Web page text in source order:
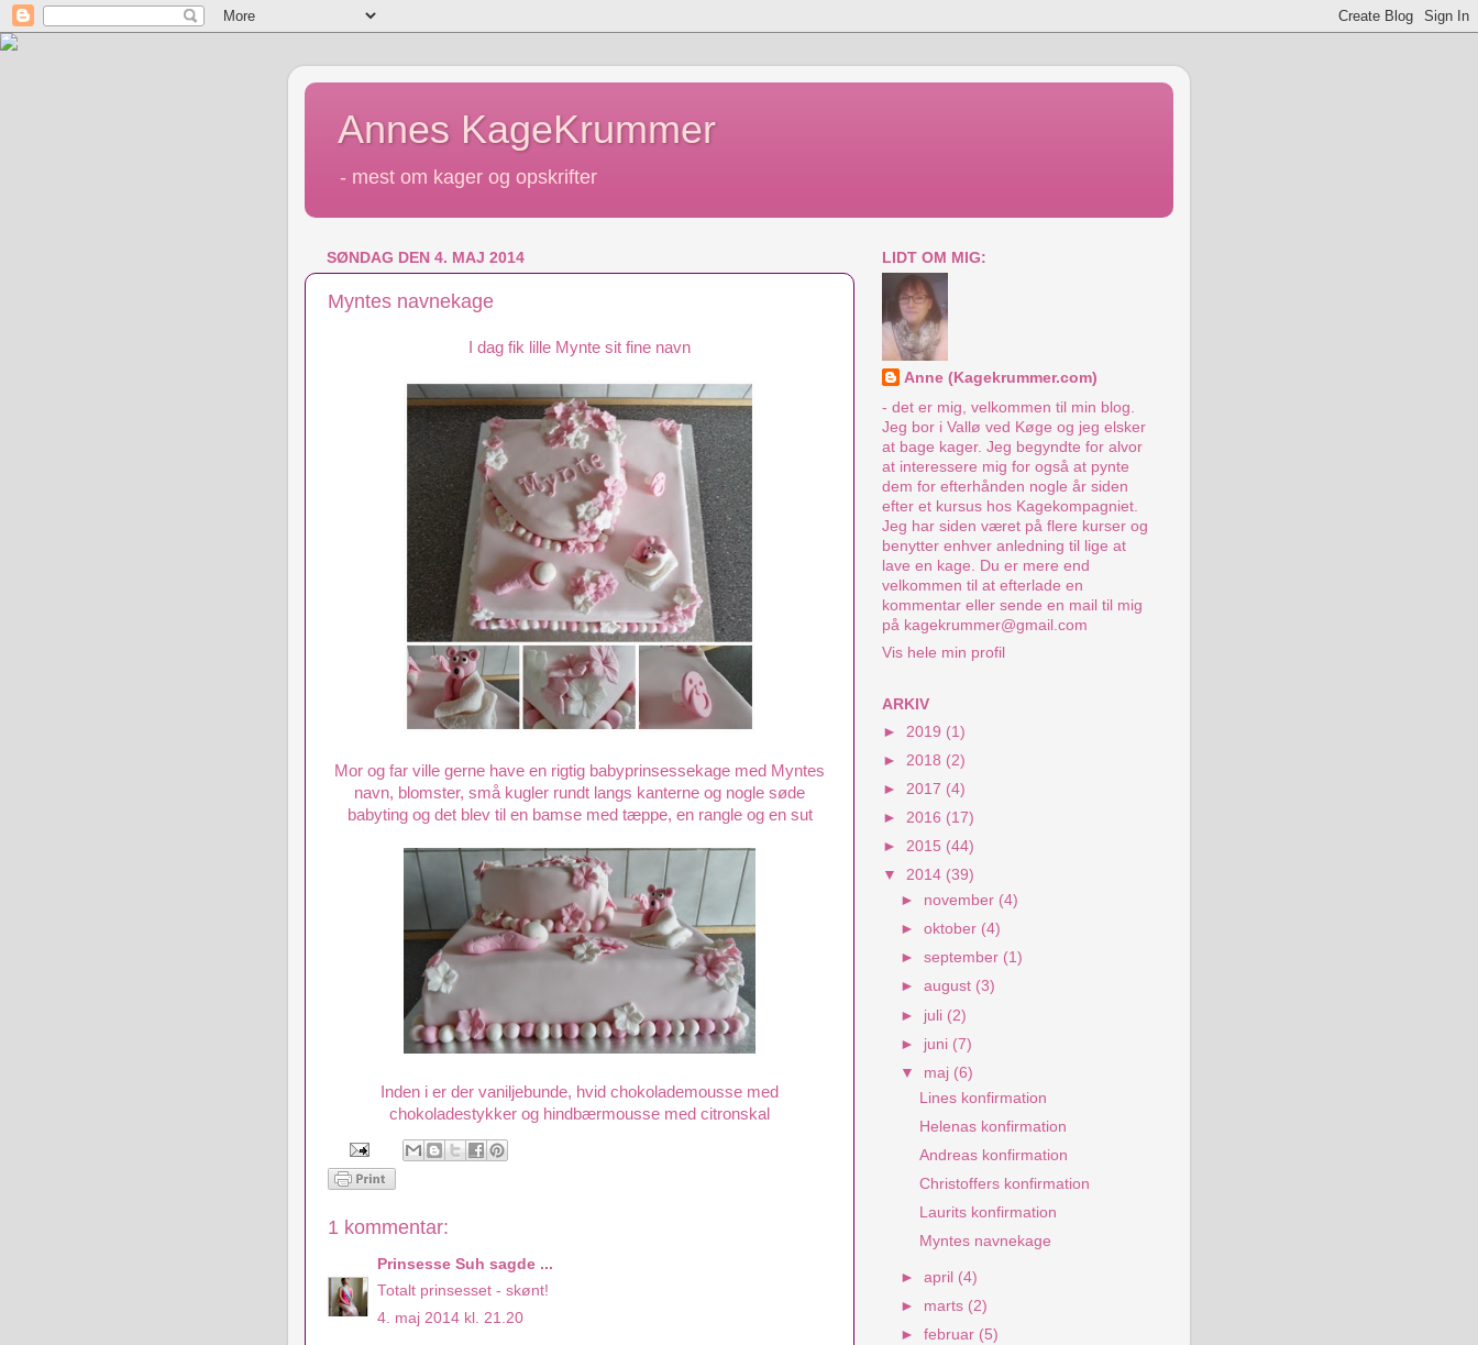
Annes KageKrummer
- mest om kager og opskrifter
SØNDAG DEN 4. MAJ 2014
Myntes navnekage
I dag fik lille Mynte sit fine navn
Mor og far ville gerne have en rigtig babyprinsessekage med Myntes
navn, blomster, små kugler rundt langs kanterne og nogle søde
babyting og det blev til en bamse med tæppe, en rangle og en sut
Inden i er der vaniljebunde, hvid chokolademousse med
chokoladestykker og hindbærmousse med citronskal
1 kommentar:
Prinsesse Suh sagde ...
Totalt prinsesset - skønt!
4. maj 2014 kl. 21.20
LIDT OM MIG:
Anne (Kagekrummer.com)
- det er mig, velkommen til min blog.
Jeg bor i Vallø ved Køge og jeg elsker
at bage kager. Jeg begyndte for alvor
at interessere mig for også at pynte
dem for efterhånden nogle år siden
efter et kursus hos Kagekompagniet.
Jeg har siden været på flere kurser og
benytter enhver anledning til lige at
lave en kage. Du er mere end
velkommen til at efterlade en
kommentar eller sende en mail til mig
på kagekrummer@gmail.com
Vis hele min profil
ARKIV
► 2019 (1)
► 2018 (2)
► 2017 (4)
► 2016 (17)
► 2015 (44)
▼ 2014 (39)
► november (4)
►oktober (4)
►september (1)
►august (3)
► juli (2)
► juni (7)
▼ maj (6)
Lines konfirmation
Helenas konfirmation
Andreas konfirmation
Christoffers konfirmation
Laurits konfirmation
Myntes navnekage
►april (4)
► marts (2)
►februar (5)